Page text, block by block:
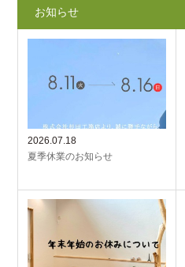
お知らせ
2026.07.18
夏季休業のお知らせ